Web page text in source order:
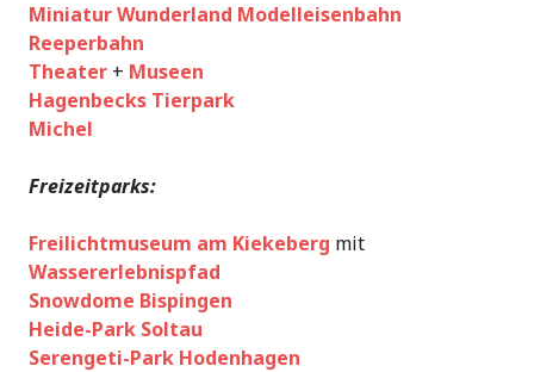
Miniatur Wunderland Modelleisenbahn
Reeperbahn
Theater + Museen
Hagenbecks Tierpark
Michel
Freizeitparks:
Freilichtmuseum am Kiekeberg mit
Wassererlebnispfad
Snowdome Bispingen
Heide-Park Soltau
Serengeti-Park Hodenhagen